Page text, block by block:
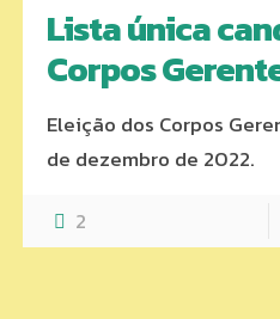
Lista única
Corpos
Eleição dos Corpos
de dezembro de 2022.
2